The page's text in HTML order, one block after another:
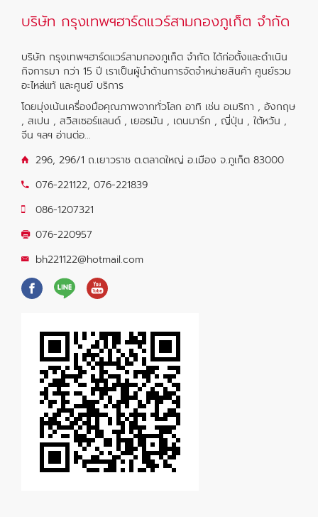
บริษัท กรุงเทพฯฮาร์ดแวร์สามกองภูเก็ต จำกัด
บริษัท กรุงเทพฯฮาร์ดแวร์สามกองภูเก็ต จำกัด ได้ก่อตั้งและดำเนิน
กิจการมา กว่า 15 ปี เราเป็นผู้นำด้านการจัดจำหน่ายสินค้า ศูนย์รวม
อะไหล่แท้ และศูนย์ บริการ
โดยมุ่งเน้นเครื่องมือคุณภาพจากทั่วโลก อาทิ เช่น อเมริกา , อังกฤษ
, สเปน , สวิสเซอร์แลนด์ , เยอรมัน , เดนมาร์ก , ญี่ปุ่น , ใต้หวัน ,
จีน ฯลฯ อ่านต่อ...
296, 296/1 ถ.เยาวราช ต.ตลาดใหญ่ อ.เมือง จ.ภูเก็ต 83000
076-221122, 076-221839
086-1207321
076-220957
bh221122@hotmail.com